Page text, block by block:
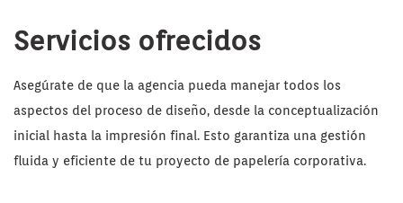
Servicios ofrecidos
Asegúrate de que la agencia pueda manejar todos los
aspectos del proceso de diseño, desde la conceptualización
inicial hasta la impresión final. Esto garantiza una gestión
fluida y eficiente de tu proyecto de papelería corporativa.